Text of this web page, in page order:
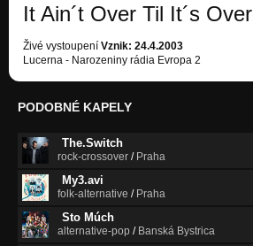
It Ain´t Over Til It´s Over
Živé vystoupení Vznik: 24.4.2003
Lucerna - Narozeniny rádia Evropa 2
PODOBNÉ KAPELY
The.Switch
rock-crossover / Praha
My3.avi
folk-alternative / Praha
Sto Múch
alternative-pop / Banská Bystrica